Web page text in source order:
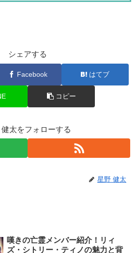
シェアする
Facebook はてブ
コピー
太をフォローする
星野 健太
嘆きの亡霊メンバー紹介！リィ
ズ・シトリー・ティノの魅力と背